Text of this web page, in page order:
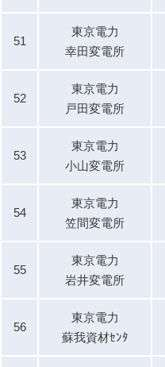
51
東京電力
幸田変電所
52
東京電力
戸田変電所
53
東京電力
小山変電所
54
東京電力
笠間変電所
55
東京電力
岩井変電所
56
東京電力
蘇我資材ｾﾝﾀ